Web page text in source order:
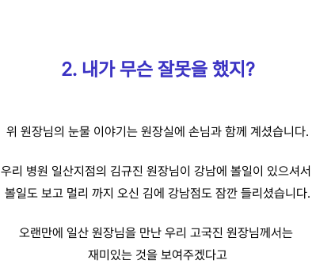
2. 내가 무슨 잘못을 했지?
위 원장님의 눈물 이야기는 원장실에 손님과 함께 계셨습니다.
우리 병원 일산지점의 김규진 원장님이 강남에 볼일이 있으셔서
볼일도 보고 멀리 까지 오신 김에 강남점도 잠깐 들리셨습니다.
오랜만에 일산 원장님을 만난 우리 고국진 원장님께서는
재미있는 것을 보여주겠다고